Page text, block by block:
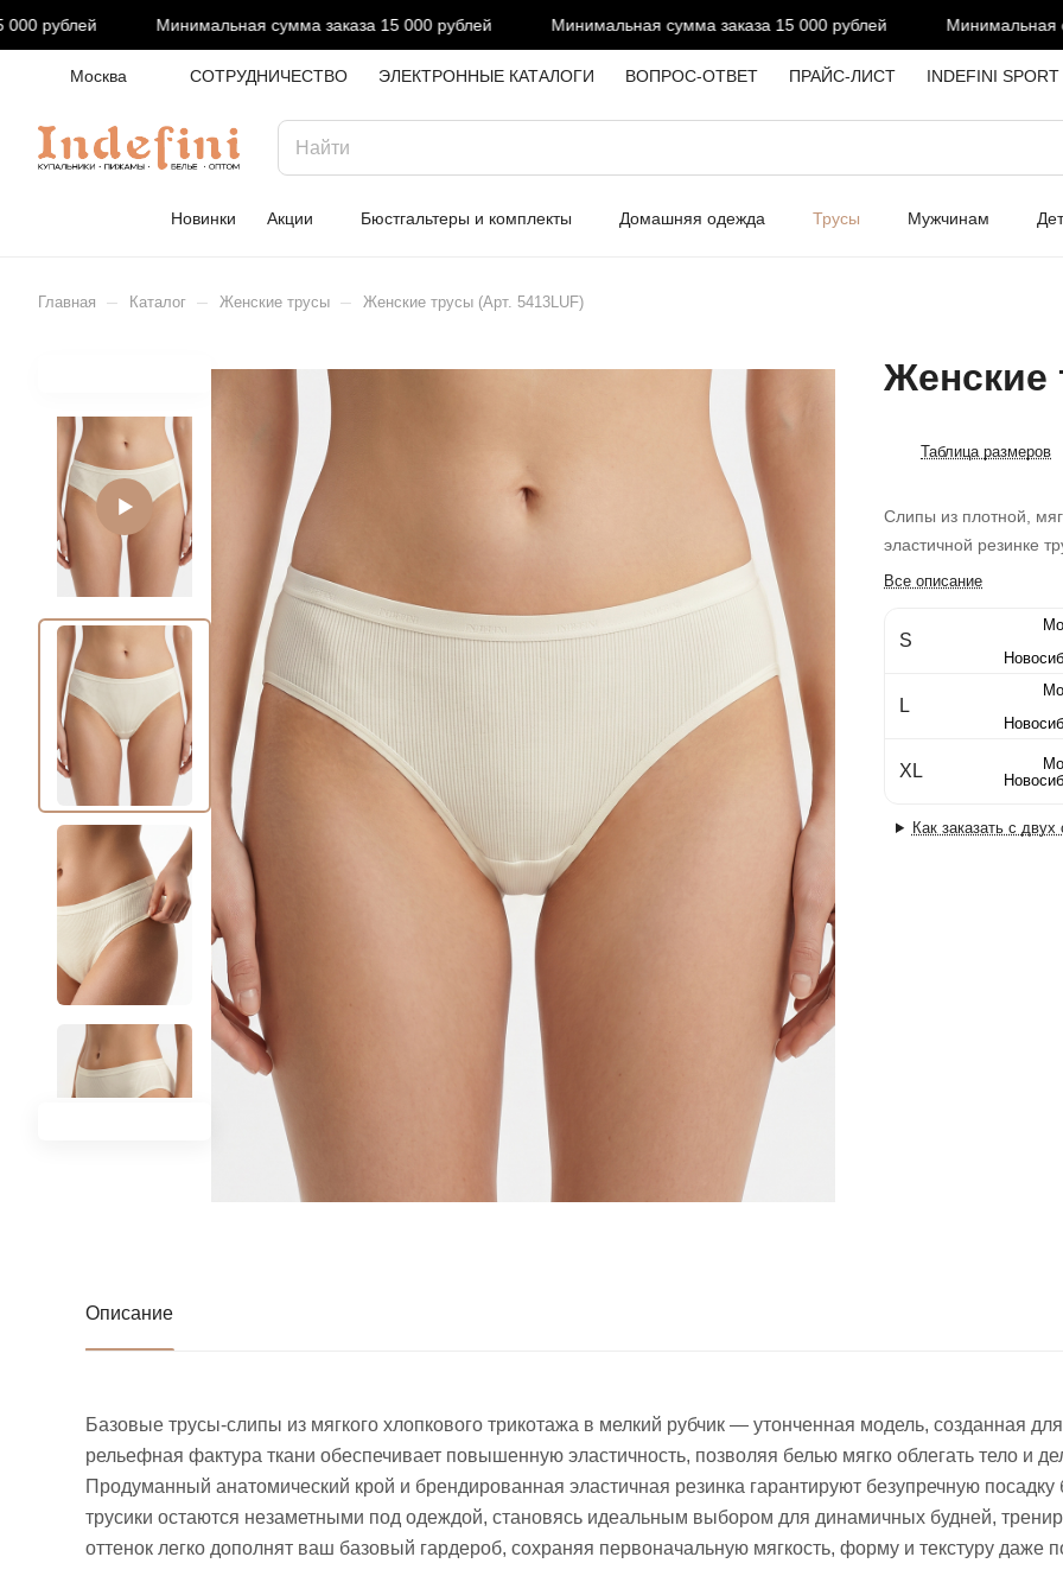
рублей Минимальная сумма заказа 15 000 рублей Минимальная сумма заказа 15 000 рублей Минимальная
Москва СОТРУДНИЧЕСТВО ЭЛЕКТРОННЫЕ КАТАЛОГИ ВОПРОС-ОТВЕТ ПРАЙС-ЛИСТ INDEFINI SPORT
Новинки Акции Бюстгальтеры и комплекты Домашняя одежда Трусы Мужчинам
Главная – Каталог – Женские трусы – Женские трусы (Арт. 5413LUF)
Женские
Таблица размеров
Слипы из плотной,
эластичной резинке
Все описание
S
L
XL
Как заказать с двух
Описание
Базовые трусы-слипы из мягкого хлопкового трикотажа в мелкий рубчик — утонченная модель, созданная
рельефная фактура ткани обеспечивает повышенную эластичность, позволяя белью мягко облегать тело и
Продуманный анатомический крой и брендированная эластичная резинка гарантируют безупречную
трусики остаются незаметными под одеждой, становясь идеальным выбором для динамичных будней,
оттенок легко дополнят ваш базовый гардероб, сохраняя первоначальную мягкость, форму и текстуру даже